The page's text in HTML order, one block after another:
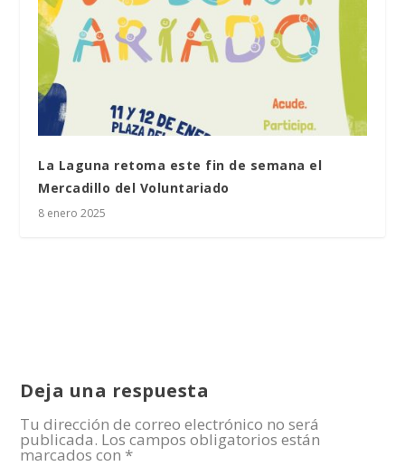
La Laguna retoma este fin de semana el
Mercadillo del Voluntariado
8 enero 2025
Deja una respuesta
Tu dirección de correo electrónico no será
publicada. Los campos obligatorios están
marcados con *